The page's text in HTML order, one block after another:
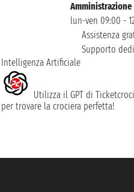
Amministrazione
lun-ven 09:00 -
Assistenza
Supporto
Intelligenza Artificiale
Utilizza il GPT di
per trovare la crociera perfetta!